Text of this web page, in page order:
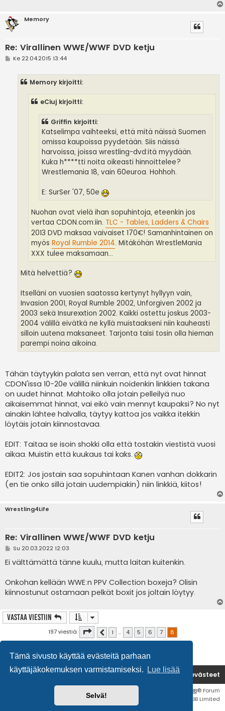
Tämä sivusto käyttää evästeitä parhaan
käyttäjäkokemuksen varmistamiseksi.
Lue lisää
Selvä!
Memory
Re: Virallinen WWE/WWF DVD ketju
VKe 22.04.2015 13:44
Memory kirjoitti:
eCiuj kirjoitti:
Griffin kirjoitti:
Katselimpa vaihteeksi, että mitä näissä Suomen
omissa kaupoissa pyydetään. Siis näissä
harvoissa, joissa wrestling-dvd:itä myydään.
Kuka h****tti noita oikeasti hinnoittelee?
Wrestlemania 18, vain 60euroa. Hohhoh.
E: SurSer '07, 50e
Nuohan ovat vielä ihan sopuhintoja, eteenkin jos
vertaa CDON.com:iin. TLC - Tables, Ladders & Chairs
2013 DVD maksaa vaivaiset 170€! Samanhintainen on
myös Royal Rumble 2014. Mitäköhän WrestleMania
XXX tulee maksamaan...
Mitä helvettiä?
Itselläni on vuosien saatossa kertynyt hyllyyn vain,
Invasion 2001, Royal Rumble 2002, Unforgiven 2002 ja
2003 sekä Insurexxtion 2002. Kaikki ostettu joskus 2003-
2004 välillä eivätkä ne kyllä muistaakseni niin kauheasti
silloin uutena maksaneet. Tarjonta taisi tosin olla hieman
parempi noina aikoina.
Tähän täytyykin palata sen verran, että nyt ovat hinnat
CDON'issa 10-20e välillä niinkuin noidenkin linkkien takana
on uudet hinnat. Mahtoiko olla jotain pelleilyä nuo
aikaisemmat hinnat, vai eikö vain mennyt kaupaksi? No nyt
ainakin lähtee halvalla, täytyy kattoa jos vaikka itekkin
löytäis jotain kiinnostavaa.
EDIT: Taitaa se isoin shokki olla että tostakin viestistä vuosi
aikaa. Muistin että kuukaus tai kaks.
EDIT2: Jos jostain saa sopuhintaan Kanen vanhan dokkarin
(en tie onko sillä jotain uudempiakin) niin linkkiä, kiitos!
Wrestling4Life
Re: Virallinen WWE/WWF DVD ketju
V
e
s
i
Su 20.03.2022 12:03
Ei välttämättä tänne kuulu, mutta laitan kuitenkin.
Onkohan kellään WWE:n PPV Collection boxeja? Olisin
kiinnostunut ostamaan pelkät boxit jos joltain löytyy.
Vastaa Viestiin
197 viestiä Sivu 8
Edellinen
1 … 4 5 6 7 8
Etusivu Poista evästeet
phpBB® Forum
Software © phpBB Limited